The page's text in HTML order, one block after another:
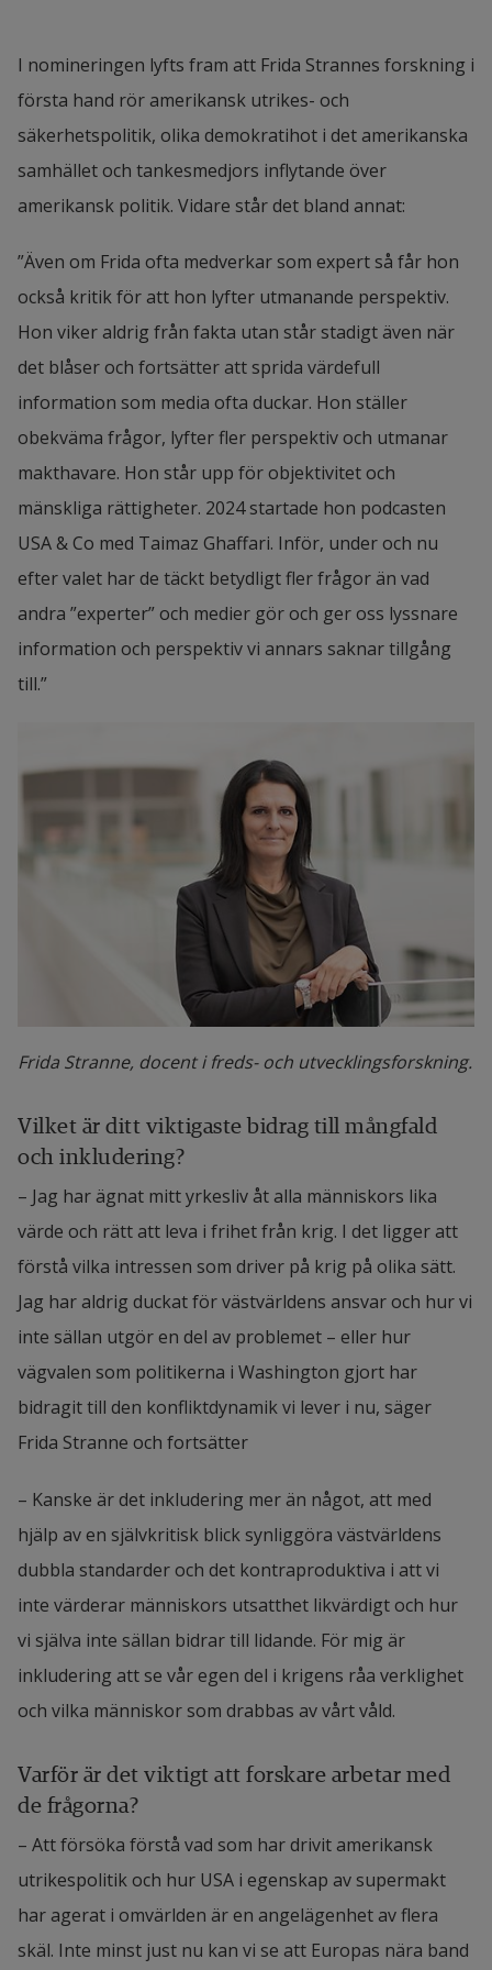
I nomineringen lyfts fram att Frida Strannes forskning i
första hand rör amerikansk utrikes- och
säkerhetspolitik, olika demokratihot i det amerikanska
samhället och tankesmedjors inflytande över
amerikansk politik. Vidare står det bland annat:
”Även om Frida ofta medverkar som expert så får hon
också kritik för att hon lyfter utmanande perspektiv.
Hon viker aldrig från fakta utan står stadigt även när
det blåser och fortsätter att sprida värdefull
information som media ofta duckar. Hon ställer
obekväma frågor, lyfter fler perspektiv och utmanar
makthavare. Hon står upp för objektivitet och
mänskliga rättigheter. 2024 startade hon podcasten
USA & Co med Taimaz Ghaffari. Inför, under och nu
efter valet har de täckt betydligt fler frågor än vad
andra ”experter” och medier gör och ger oss lyssnare
information och perspektiv vi annars saknar tillgång
till.”
Frida Stranne, docent i freds- och utvecklingsforskning.
Vilket är ditt viktigaste bidrag till mångfald
och inkludering?
– Jag har ägnat mitt yrkesliv åt alla människors lika
värde och rätt att leva i frihet från krig. I det ligger att
förstå vilka intressen som driver på krig på olika sätt.
Jag har aldrig duckat för västvärldens ansvar och hur vi
inte sällan utgör en del av problemet – eller hur
vägvalen som politikerna i Washington gjort har
bidragit till den konfliktdynamik vi lever i nu, säger
Frida Stranne och fortsätter
– Kanske är det inkludering mer än något, att med
hjälp av en självkritisk blick synliggöra västvärldens
dubbla standarder och det kontraproduktiva i att vi
inte värderar människors utsatthet likvärdigt och hur
vi själva inte sällan bidrar till lidande. För mig är
inkludering att se vår egen del i krigens råa verklighet
och vilka människor som drabbas av vårt våld.
Varför är det viktigt att forskare arbetar med
de frågorna?
– Att försöka förstå vad som har drivit amerikansk
utrikespolitik och hur USA i egenskap av supermakt
har agerat i omvärlden är en angelägenhet av flera
skäl. Inte minst just nu kan vi se att Europas nära band